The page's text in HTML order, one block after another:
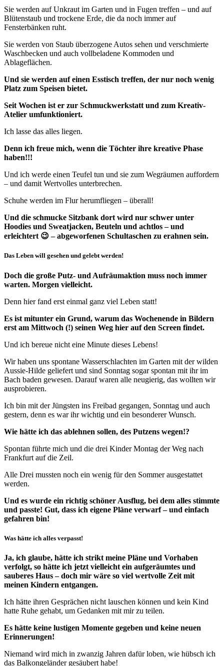
Sie werden auf Unkraut im Garten und in Fugen treffen – und auf
Blütenstaub und trockene Erde, die da noch immer auf
Fensterbänken ruht.
Sie werden von Staub überzogene Autos sehen und verschmierte
Waschbecken und auch vollbeladene Kommoden und
Ablageflächen.
Und sie werden auf einen Esstisch treffen, der nur noch wenig
Platz zum Speisen bietet.
Seit Wochen ist er zur Schmuckwerkstatt und zum Kreativ-
Atelier umfunktioniert.
Ich lasse das alles liegen.
Denn ich freue mich, wenn die Töchter ihre kreative Phase
haben!!!
Und ich werde einen Teufel tun und sie zum Wegräumen auffordern
– und damit Wertvolles unterbrechen.
Schuhe werden im Flur herumfliegen – überall!
Und die schmucke Sitzbank dort wird nur schwer unter
Hoodies und Sweatjacken, Beuteln und achtlos – und
erleichtert 😉 – abgeworfenen Schultaschen zu erahnen sein.
Das Leben will gesehen und gelebt werden!
Doch die große Putz- und Aufräumaktion muss noch immer
warten. Morgen vielleicht.
Denn hier fand erst einmal ganz viel Leben statt!
Es ist mitunter ein Grund, warum das Wochenende in Bildern
erst am Mittwoch (!) seinen Weg hier auf den Screen findet.
Und ich bereue nicht eine Minute dieses Lebens!
Wir haben uns spontane Wasserschlachten im Garten mit der wilden
Aussie-Hilde geliefert und sind Sonntag sogar spontan mit ihr im
Bach baden gewesen. Darauf waren alle neugierig, das wollten wir
ausprobieren.
Ich bin mit der Jüngsten ins Freibad gegangen, Sonntag und auch
gestern, denn es war ihr wichtig und ein besonderer Wunsch.
Wie hätte ich das ablehnen sollen, des Putzens wegen!?
Spontan führte mich und die drei Kinder Montag der Weg nach
Frankfurt auf die Zeil.
Alle Drei mussten noch ein wenig für den Sommer ausgestattet
werden.
Und es wurde ein richtig schöner Ausflug, bei dem alles stimmte
und passte! Gut, dass ich eigene Pläne verwarf – und einfach
gefahren bin!
Was hätte ich alles verpasst!
Ja, ich glaube, hätte ich strikt meine Pläne und Vorhaben
verfolgt, so hätte ich jetzt vielleicht ein aufgeräumtes und
sauberes Haus – doch mir wäre so viel wertvolle Zeit mit
meinen Kindern entgangen.
Ich hätte ihren Gesprächen nicht lauschen können und kein Kind
hatte Ruhe gehabt, um Gedanken mit mir zu teilen.
Es hätte keine lustigen Momente gegeben und keine neuen
Erinnerungen!
Niemand wird mich in zwanzig Jahren dafür loben, wie hübsch ich
das Balkongeländer gesäubert habe!